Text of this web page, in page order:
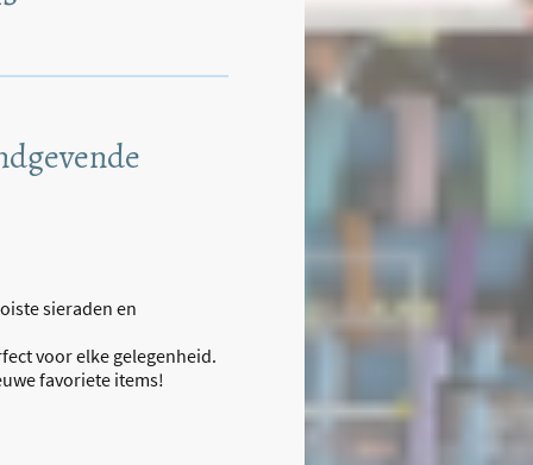
sieraden en
voor elke gelegenheid.
favoriete items!